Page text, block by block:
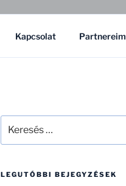
Kapcsolat Partnereim
következő
LEGUTÓBBI BEJEGYZÉSEK